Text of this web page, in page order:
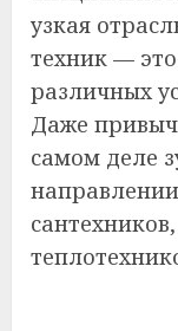
узкая
техник — это
различных
Даже
самом деле